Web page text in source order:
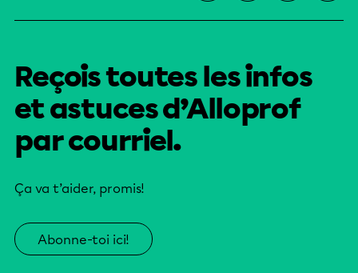
Reçois toutes les infos
et astuces d’Alloprof
par courriel.
Ça va t’aider, promis!
Abonne-toi ici!